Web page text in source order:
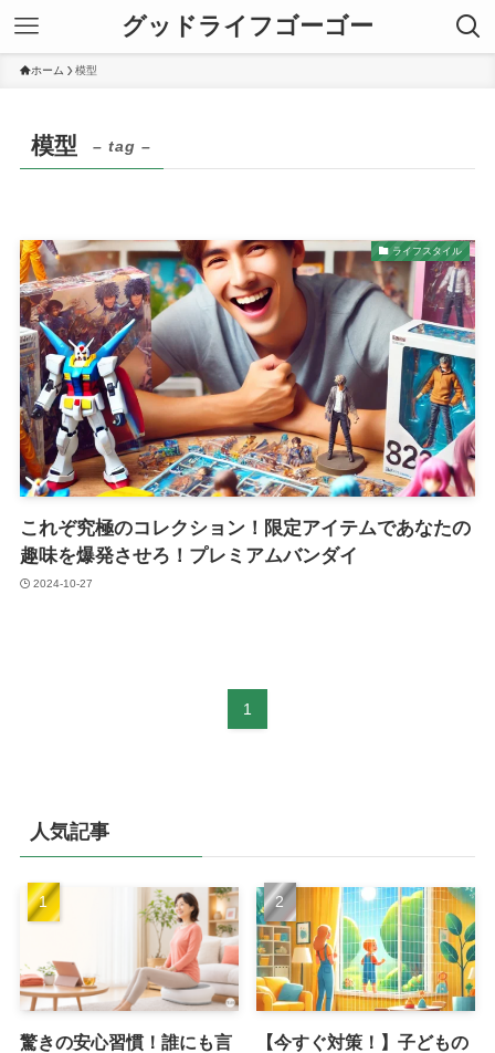
グッドライフゴーゴー
ホーム 模型
模型 – tag –
ライフスタイル
これぞ究極のコレクション！限定アイテムであなたの
趣味を爆発させろ！プレミアムバンダイ
2024-10-27
1
人気記事
驚きの安心習慣！誰にも言
【今すぐ対策！】子どもの